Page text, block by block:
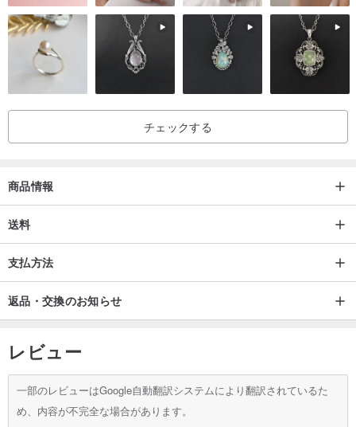
チェックする
商品情報
送料
支払方法
返品・交換のお知らせ
レビュー
一部のレビューはGoogle自動翻訳システムにより翻訳されているた
め、内容が不完全な場合があります。